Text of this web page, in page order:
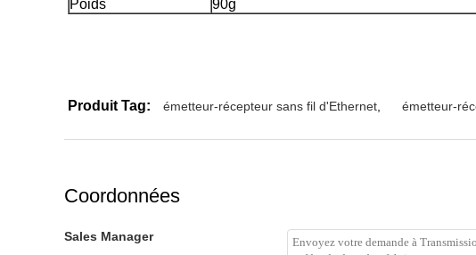
Poids 90g
Produit Tag: émetteur-récepteur sans fil d'Ethernet émetteur-
Coordonnées
Sales Manager